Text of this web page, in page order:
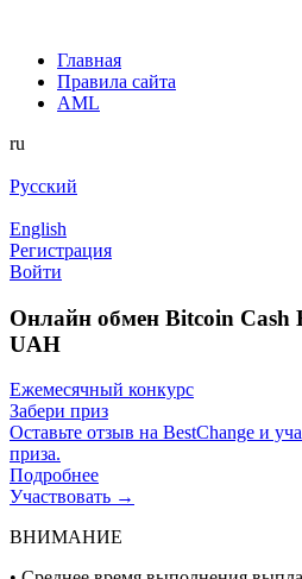
Главная
Правила сайта
AML
ru
Русский
English
Регистрация
Войти
Онлайн обмен Bitcoin Cash
UAH
Ежемесячный конкурс
Забери приз
Оставьте отзыв на BestChange и
приза.
Подробнее
Участвовать →
ВНИМАНИЕ